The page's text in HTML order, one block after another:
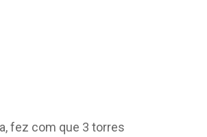
fez com que 3 torres